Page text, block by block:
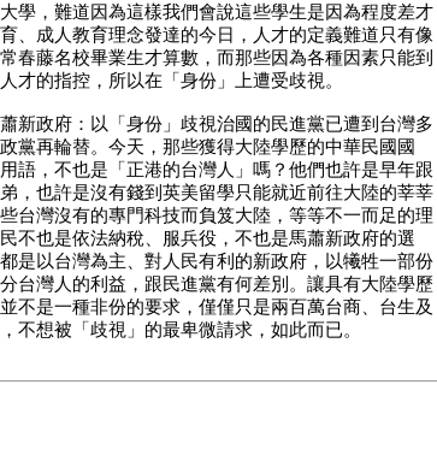
學，難道因為這樣我們會說這些學生是因為程度差才
、成人教育理念發達的今日，人才的定義難道只有像
春藤名校畢業生才算數，而那些因為各種因素只能到
才的指控，所以在「身份」上遭受歧視。
新政府：以「身份」歧視治國的民進黨已遭到台灣多
黨再輪替。今天，那些獲得大陸學歷的中華民國國
語，不也是「正港的台灣人」嗎？他們也許是早年跟
，也許是沒有錢到英美留學只能就近前往大陸的莘莘
台灣沒有的專門科技而負笈大陸，等等不一而足的理
不也是依法納稅、服兵役，不也是馬蕭新政府的選
是以台灣為主、對人民有利的新政府，以犧牲一部份
台灣人的利益，跟民進黨有何差別。讓具有大陸學歷
不是一種非份的要求，僅僅只是兩百萬台商、台生及
不想被「歧視」的最卑微請求，如此而已。